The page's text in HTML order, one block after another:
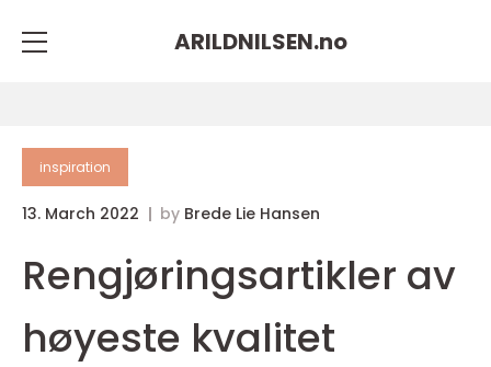
ARILDNILSEN.no
inspiration
13. March 2022 by Brede Lie Hansen
Rengjøringsartikler av
høyeste kvalitet